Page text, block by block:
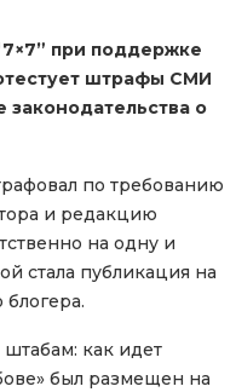
при поддержке
штрафы СМИ
законодательства о
по требованию
и редакцию
на одну и
стала публикация на
как идет
был размещен на